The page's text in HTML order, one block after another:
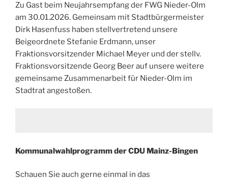
Zu Gast beim Neujahrsempfang der FWG Nieder-Olm
am 30.01.2026. Gemeinsam mit Stadtbürgermeister
Dirk Hasenfuss haben stellvertretend unsere
Beigeordnete Stefanie Erdmann, unser
Fraktionsvorsitzender Michael Meyer und der stellv.
Fraktionsvorsitzende Georg Beer auf unsere weitere
gemeinsame Zusammenarbeit für Nieder-Olm im
Stadtrat angestoßen.
Kommunalwahlprogramm der CDU Mainz-Bingen
Schauen Sie auch gerne einmal in das